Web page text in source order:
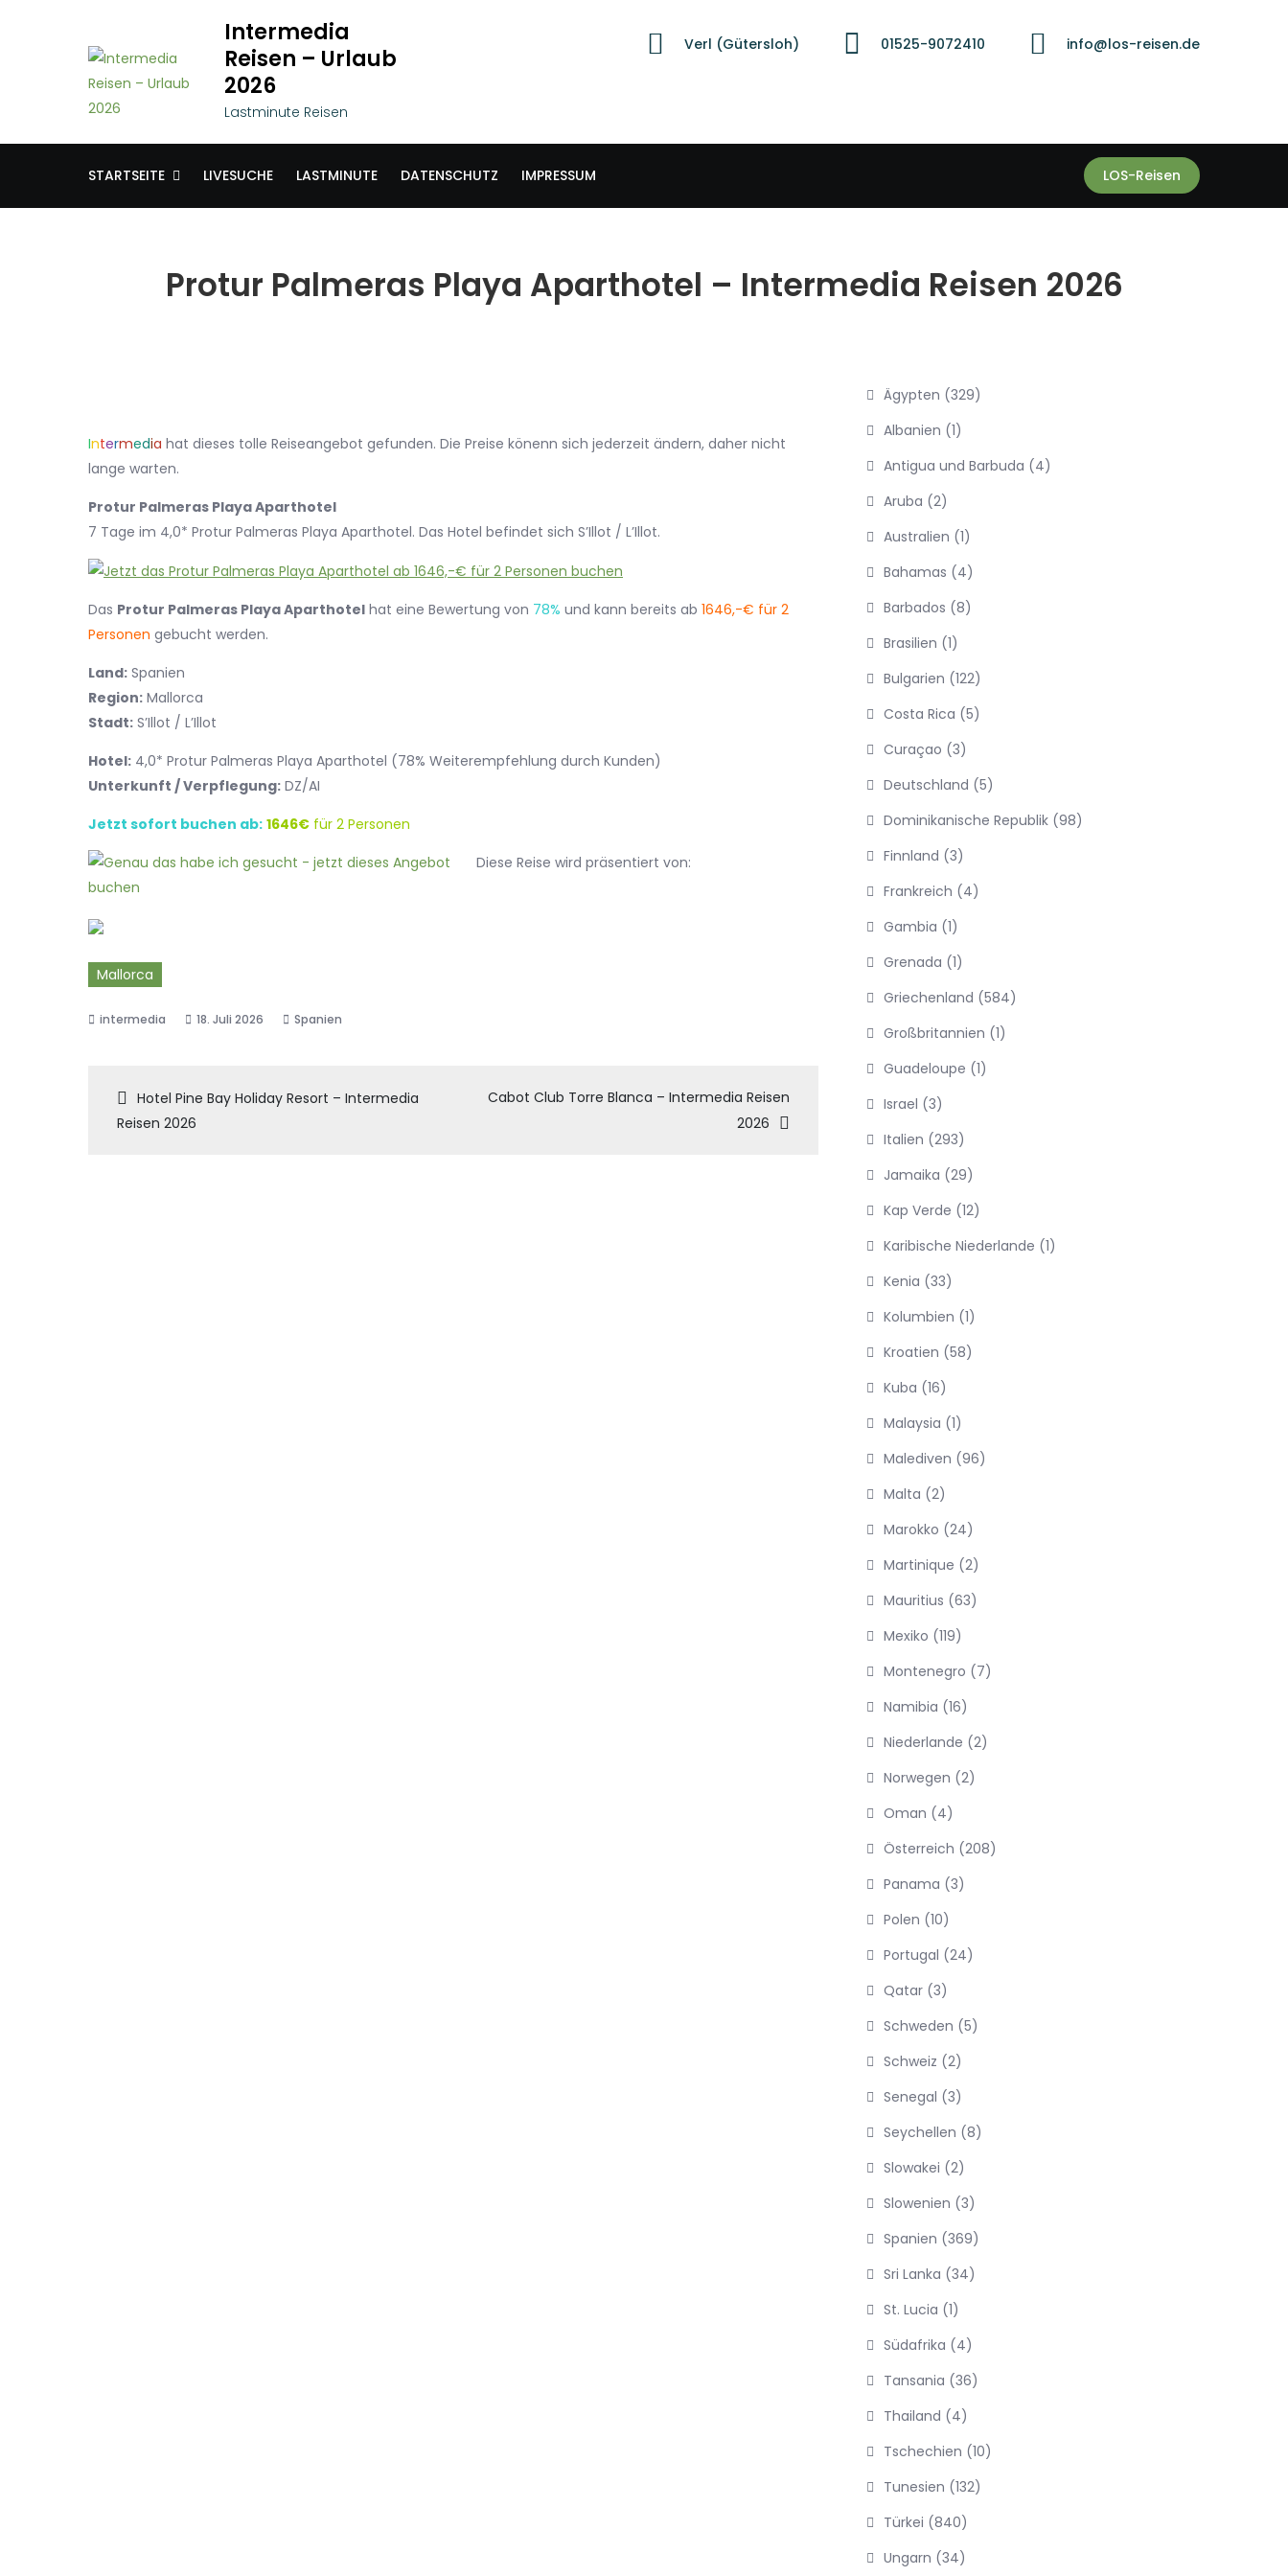
Intermedia
Reisen – Urlaub
2026
Lastminute Reisen
Verl (Gütersloh) 01525-9072410 info@los-reisen.de
STARTSEITE LIVESUCHE LASTMINUTE DATENSCHUTZ IMPRESSUM LOS-Reisen
Protur Palmeras Playa Aparthotel – Intermedia Reisen 2026
Intermedia hat dieses tolle Reiseangebot gefunden. Die Preise könenn sich jederzeit ändern, daher nicht
lange warten.
Protur Palmeras Playa Aparthotel
7 Tage im 4,0* Protur Palmeras Playa Aparthotel. Das Hotel befindet sich S’Illot / L’Illot.
Das Protur Palmeras Playa Aparthotel hat eine Bewertung von 78% und kann bereits ab 1646,-€ für 2
Personen gebucht werden.
Land: Spanien
Region: Mallorca
Stadt: S’Illot / L’Illot
Hotel: 4,0* Protur Palmeras Playa Aparthotel (78% Weiterempfehlung durch Kunden)
Unterkunft / Verpflegung: DZ/AI
Jetzt sofort buchen ab: 1646€ für 2 Personen
Diese Reise wird präsentiert von:
Mallorca
18. Juli 2026 Spanien
Beitragsnavigation
Hotel Pine Bay Holiday Resort – Intermedia
Reisen 2026
Cabot Club Torre Blanca – Intermedia Reisen
2026
Ägypten (329)
Albanien (1)
Antigua und Barbuda (4)
Aruba (2)
Australien (1)
Bahamas (4)
Barbados (8)
Brasilien (1)
Bulgarien (122)
Costa Rica (5)
Curaçao (3)
Deutschland (5)
Dominikanische Republik (98)
Finnland (3)
Frankreich (4)
Gambia (1)
Grenada (1)
Griechenland (584)
Großbritannien (1)
Guadeloupe (1)
Israel (3)
Italien (293)
Jamaika (29)
Kap Verde (12)
Karibische Niederlande (1)
Kenia (33)
Kolumbien (1)
Kroatien (58)
Kuba (16)
Malaysia (1)
Malediven (96)
Malta (2)
Marokko (24)
Martinique (2)
Mauritius (63)
Mexiko (119)
Montenegro (7)
Namibia (16)
Niederlande (2)
Norwegen (2)
Oman (4)
Österreich (208)
Panama (3)
Polen (10)
Portugal (24)
Qatar (3)
Schweden (5)
Schweiz (2)
Senegal (3)
Seychellen (8)
Slowakei (2)
Slowenien (3)
Spanien (369)
Sri Lanka (34)
St. Lucia (1)
Südafrika (4)
Tansania (36)
Thailand (4)
Tschechien (10)
Tunesien (132)
Türkei (840)
Ungarn (34)